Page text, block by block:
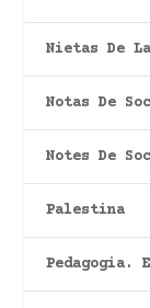
Nietas De
Notas De
Notes De
Palestina
Pedagogia.